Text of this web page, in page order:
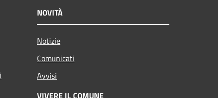
NOVITÀ
Notizie
Comunicati
Avvisi
VIVERE IL COMUNE